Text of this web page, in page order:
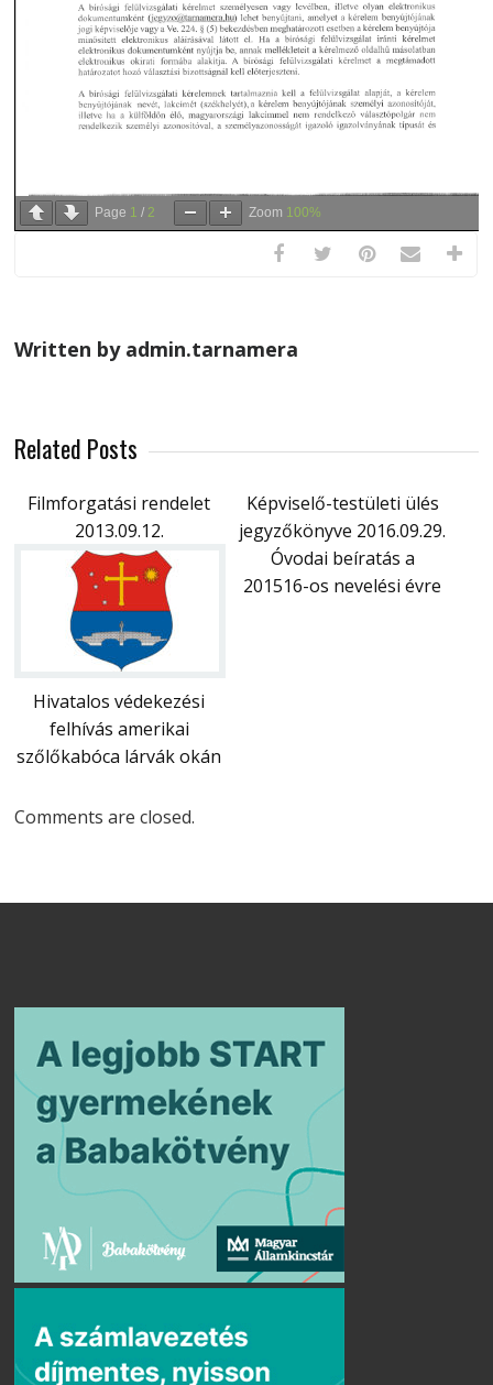
Page 1 / 2 Zoom 100%
Written by admin.tarnamera
Related Posts
Filmforgatási rendelet
2013.09.12.
Képviselő-testületi ülés
jegyzőkönyve 2016.09.29.
Hivatalos védekezési
felhívás amerikai
szőlőkabóca lárvák okán
Óvodai beíratás a
201516-os nevelési évre
Comments are closed.